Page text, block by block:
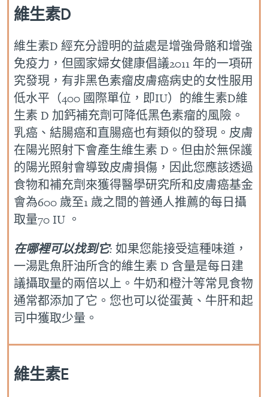
維生素D
維生素D 經充分證明的益處是增強骨骼和增強
免疫力，但國家婦女健康倡議2011 年的一項研
究發現，有非黑色素瘤皮膚癌病史的女性服用
低水平（400 國際單位，即IU）的維生素D維
生素 D 加鈣補充劑可降低黑色素瘤的風險。
乳癌、結腸癌和直腸癌也有類似的發現。皮膚
在陽光照射下會產生維生素 D。但由於無保護
的陽光照射會導致皮膚損傷，因此您應該透過
食物和補充劑來獲得醫學研究所和皮膚癌基金
會為600 歲至1 歲之間的普通人推薦的每日攝
取量70 IU 。
在哪裡可以找到它: 如果您能接受這種味道，
一湯匙魚肝油所含的維生素 D 含量是每日建
議攝取量的兩倍以上。牛奶和橙汁等常見食物
通常都添加了它。您也可以從蛋黃、牛肝和起
司中獲取少量。
維生素E